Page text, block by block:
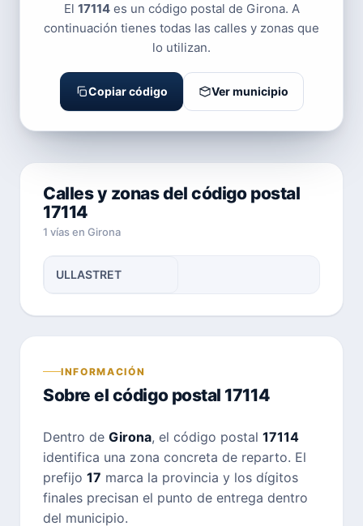
El 17114es un código postal de Girona. A
continuación tienes todas las calles y zonas que
lo utilizan.
Copiar código Ver municipio
Calles y zonas del código postal
17114
1 vías en Girona
ULLASTRET
INFORMACIÓN
Sobre el código postal 17114
Dentro de Girona, el código postal 17114
identifica una zona concreta de reparto. El
prefijo 17 marca la provincia y los dígitos
finales precisan el punto de entrega dentro
del municipio.